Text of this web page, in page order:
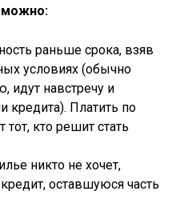
раньше срока, взяв
условиях (обычно
идут навстречу и
кредита). Платить по
кто решит стать
никто не хочет,
оставшуюся часть